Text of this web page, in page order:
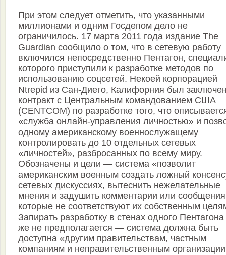
При этом следует отметить, что указанными
миллионами и одним Госдепом дело не
ограничилось. 17 марта 2011 года издание The
Guardian сообщило о том, что в сетевую работу
включился непосредственно Пентагон,
которого приступили к разработке методов по
использованию соцсетей. Некоей корпорацией
Ntrepid из Сан-Диего, Калифорния был
контракт с Центральным командованием США
(CENTCOM) по разработке того, что
«служба онлайн-управления личностью» и
одному американскому военнослужащему
контролировать до 10 отдельных сетевых
«личностей», разбросанных по всему миру.
Обозначены и цели — система «позволит
американским военным создать ложный
сетевых дискуссиях, вытеснить нежелательные
мнения и задушить комментарии или
которые не соответствуют их собственным
Запирать разработку в стенах одного Пентагона
же не предполагается — система должна быть
доступна «другим правительствам, частным
компаниям и неправительственным